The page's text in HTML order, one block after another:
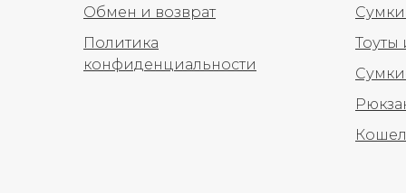
Обмен и возврат
Политика
конфиденциальности
Тоуты